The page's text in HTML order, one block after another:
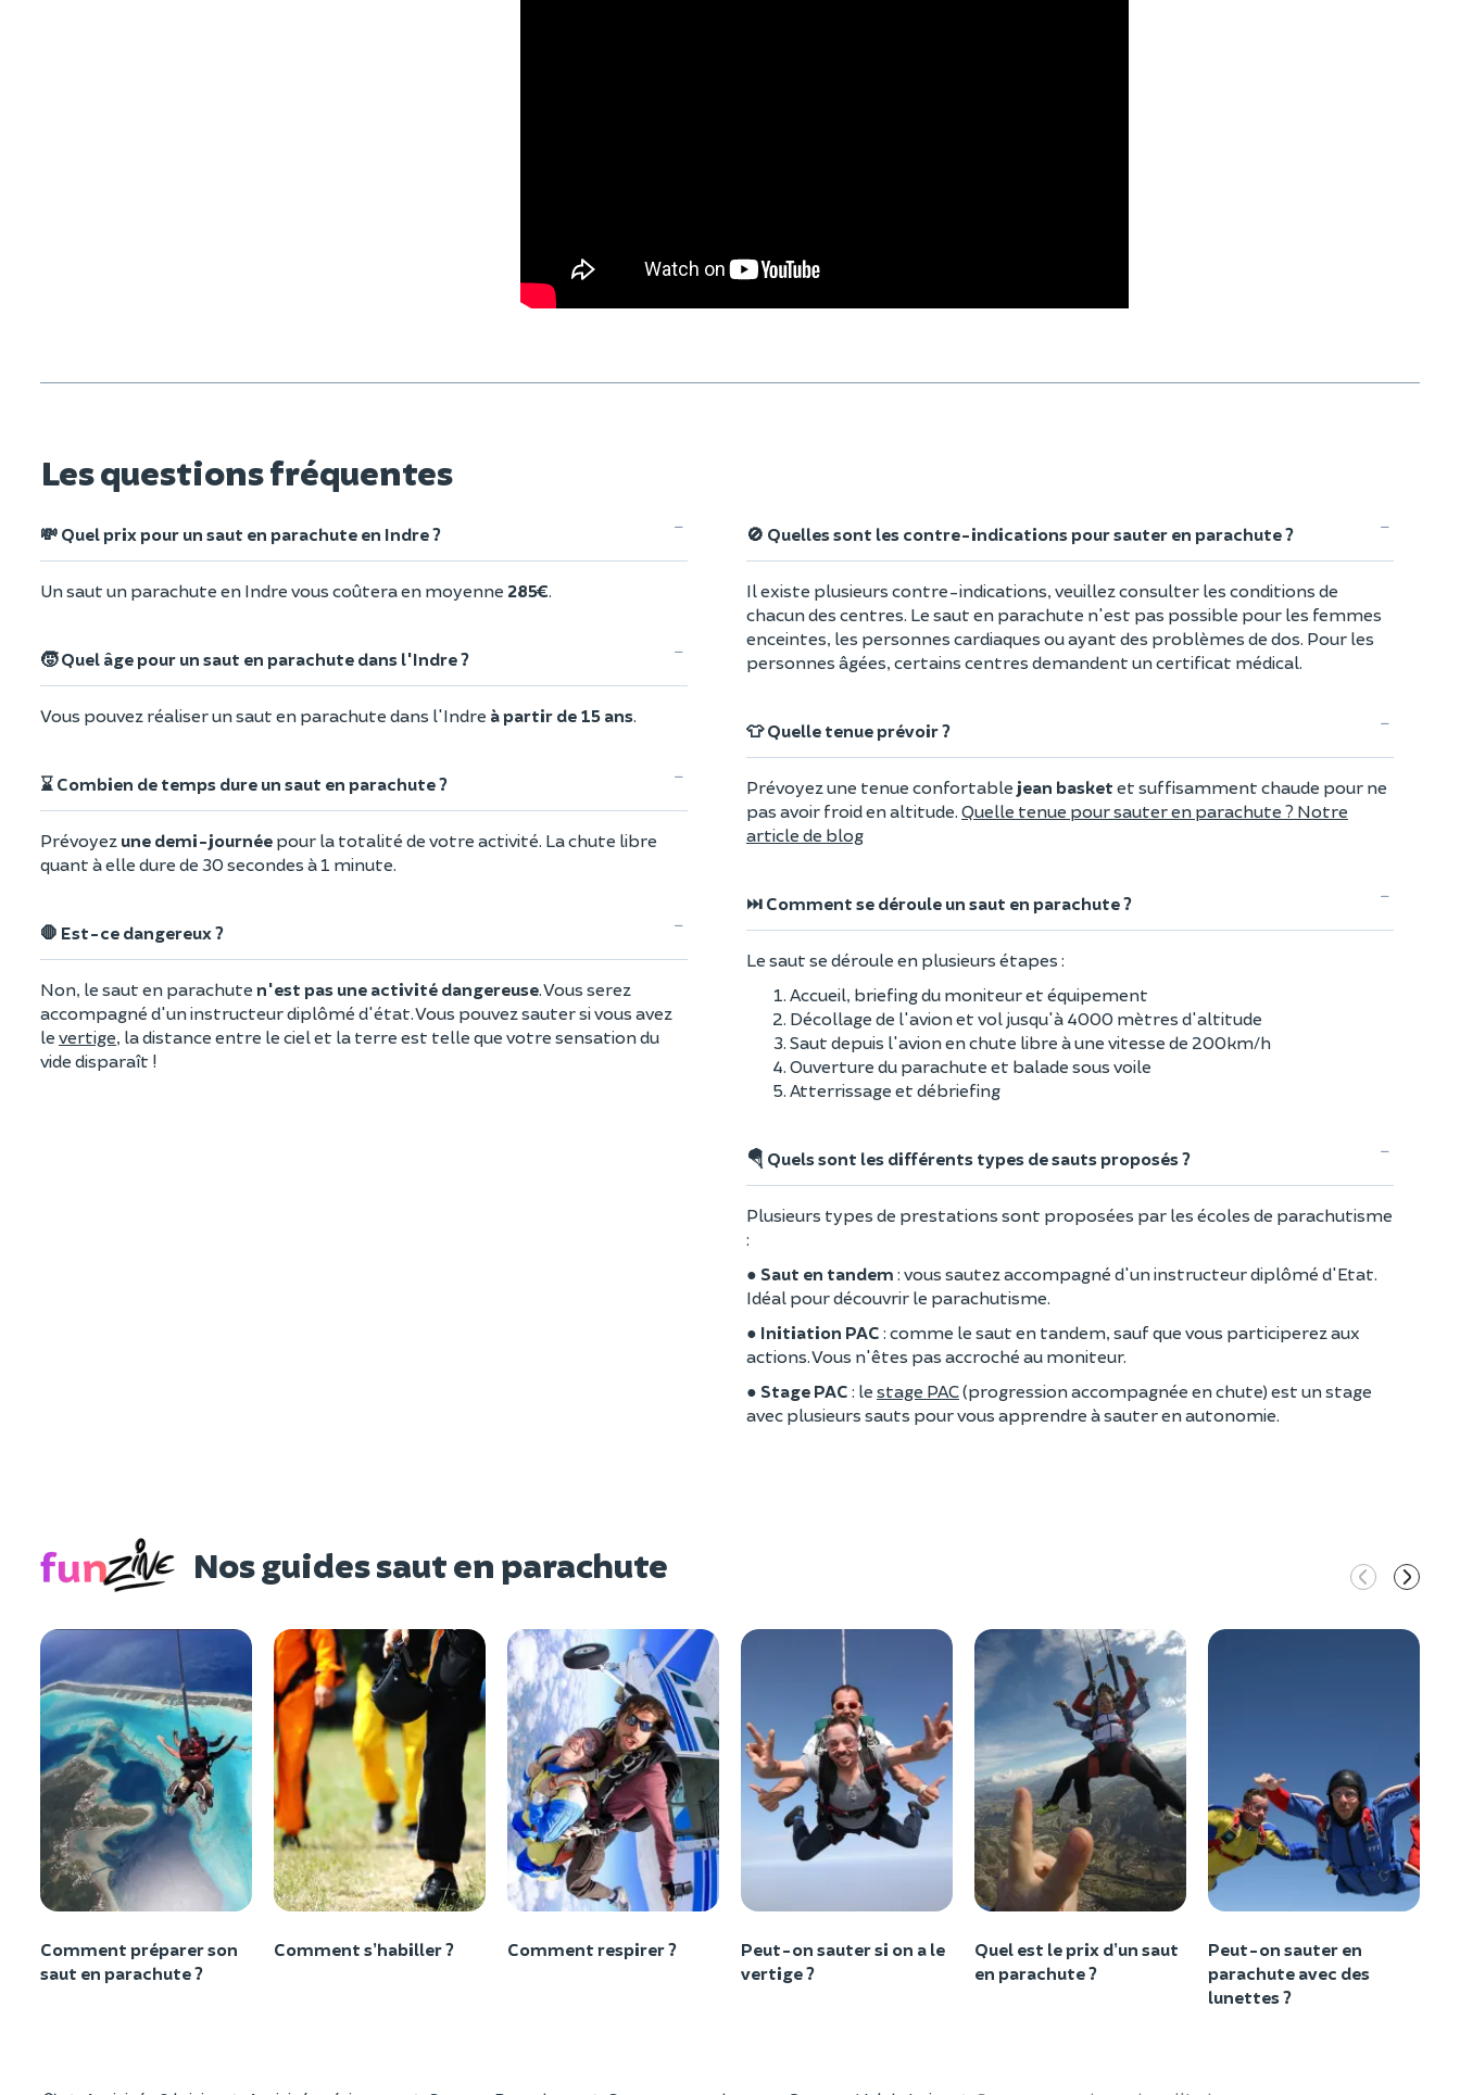
Les questions fréquentes
💸 Quel prix pour un saut en parachute en Indre ?
Un saut un parachute en Indre vous coûtera en moyenne 285€
🧒 Quel âge pour un saut en parachute dans l'Indre ?
Vous pouvez réaliser un saut en parachute dans l'Indre à partir de 15 ans
⌛ Combien de temps dure un saut en parachute ?
Prévoyez une demi-journée pour la totalité de votre activité. La chute libre
quant à elle dure de 30 secondes à 1 minute.
🛑 Est-ce dangereux ?
Non, le saut en parachute n'est pas une activité dangereuse . Vous serez
accompagné d'un instructeur diplômé d'état. Vous pouvez sauter si vous avez
le vertige , la distance entre le ciel et la terre est telle que votre sensation du
vide disparaît !
🚫 Quelles sont les contre-indications pour sauter en parachute ?
Il existe plusieurs contre-indications, veuillez consulter les conditions de
chacun des centres. Le saut en parachute n'est pas possible pour les femmes
enceintes, les personnes cardiaques ou ayant des problèmes de dos. Pour les
personnes âgées, certains centres demandent un certificat médical.
👕 Quelle tenue prévoir ?
Prévoyez une tenue confortable jean basket et suffisamment chaude pour ne
pas avoir froid en altitude. Quelle tenue pour sauter en parachute ? Notre
article de blog
⏭️ Comment se déroule un saut en parachute ?
Le saut se déroule en plusieurs étapes :
Accueil, briefing du moniteur et équipement
Décollage de l'avion et vol jusqu'à 4000 mètres d'altitude
Saut depuis l'avion en chute libre à une vitesse de 200km/h
Ouverture du parachute et balade sous voile
Atterrissage et débriefing
🪂 Quels sont les différents types de sauts proposés ?
Plusieurs types de prestations sont proposées par les écoles de parachutisme
:
● Saut en tandem : vous sautez accompagné d'un instructeur diplômé d'Etat.
Idéal pour découvrir le parachutisme.
● Initiation PAC : comme le saut en tandem, sauf que vous participerez aux
actions. Vous n'êtes pas accroché au moniteur.
● Stage PAC : le stage PAC(progression accompagnée en chute) est un stage
avec plusieurs sauts pour vous apprendre à sauter en autonomie.
Nos guides saut en parachute
Comment préparer son
saut en parachute ?
Comment s’habiller ? Comment respirer ?
Peut-on sauter si on a le
vertige ?
Quel est le prix d’un saut
en parachute ?
Peut-on sauter en
parachute avec des
lunettes ?